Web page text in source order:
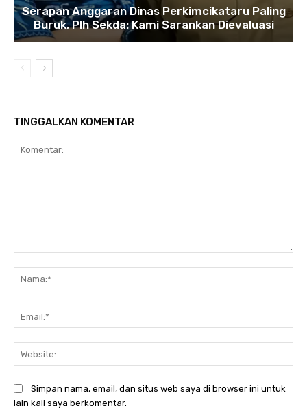
Serapan Anggaran Dinas Perkimcikataru Paling
Buruk, Plh Sekda: Kami Sarankan Dievaluasi
TINGGALKAN KOMENTAR
Simpan nama, email, dan situs web saya di browser ini untuk
lain kali saya berkomentar.